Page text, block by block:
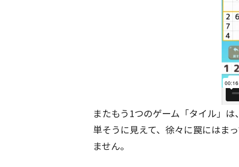
またもう1つのゲーム「タイル」
単そうに見えて、徐々に罠にはま
ません。